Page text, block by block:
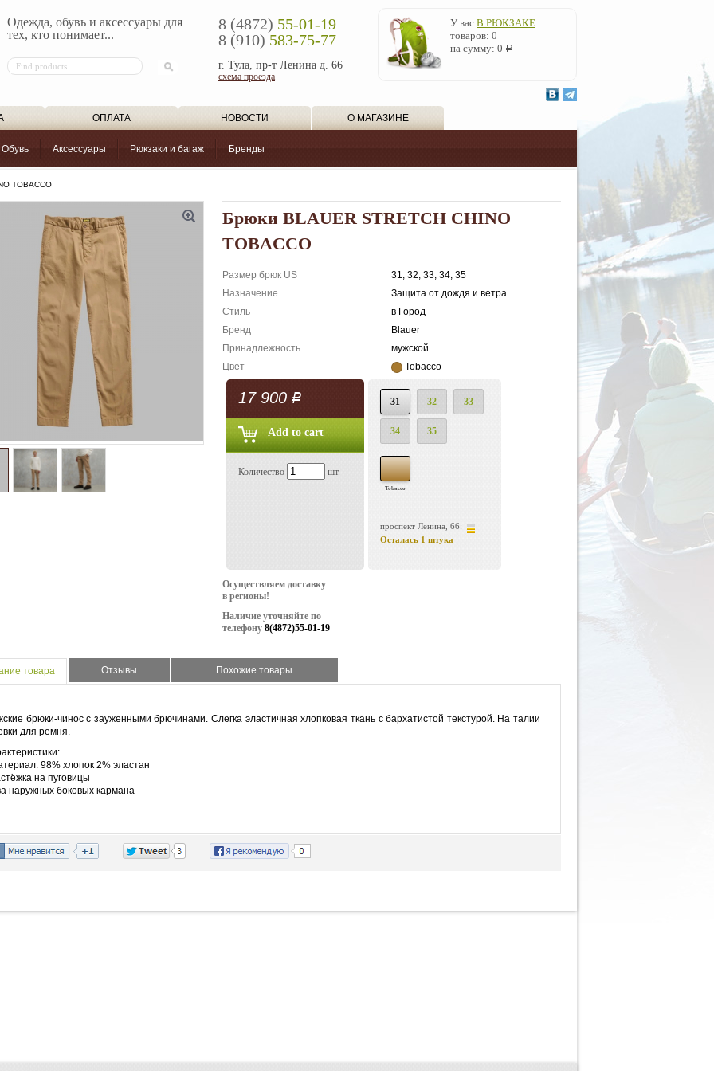
Одежда, обувь и аксессуары для
тех, кто понимает...
8 (4872) 55-01-19
8 (910) 583-75-77
г. Тула, пр-т Ленина д. 66
схема проезда
У вас В РЮКЗАКЕ
товаров: 0
на сумму: 0 Р
ОПЛАТА НОВОСТИ О МАГАЗИНЕ
Обувь Аксессуары Рюкзаки и багаж Бренды
TOBACCO
Брюки BLAUER STRETCH CHINO
TOBACCO
Размер брюк US
31, 32, 33, 34, 35
Назначение
Защита от дождя и ветра
Стиль
в Город
Бренд
Blauer
Принадлежность
мужской
Цвет
Tobacco
17 900 Р 31 32 33
34 35
Tobacco
проспект Ленина, 66:
Осталась 1 штука
Количество шт.
Осуществляем доставку
в регионы!
Наличие уточняйте по
телефону 8(4872)55-01-19
товара Отзывы Похожие товары
брюки-чинос с зауженными брючинами. Слегка эластичная хлопковая ткань с бархатистой текстурой. На талии
для ремня.
98% хлопок 2% эластан
на пуговицы
наружных боковых кармана